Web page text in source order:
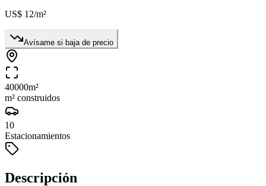
US$ 12/m²
Avísame si baja de precio
40000m²
m² construidos
10
Estacionamientos
Descripción